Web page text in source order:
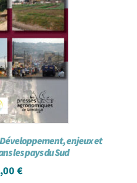
enjeux et
les pays du Sud
€